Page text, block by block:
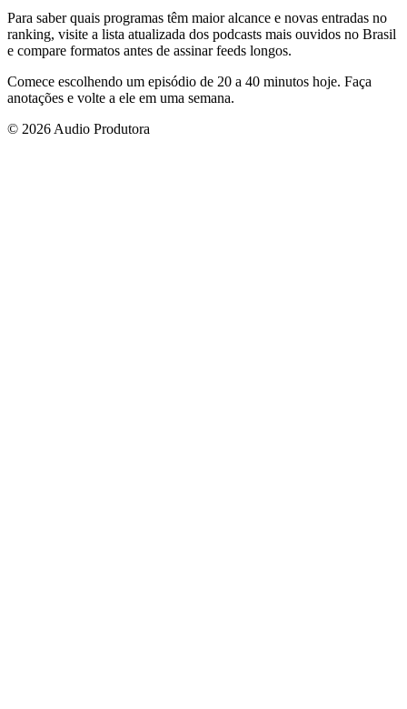
Para saber quais programas têm maior alcance e novas entradas no
ranking, visite a lista atualizada dos podcasts mais ouvidos no Brasil
e compare formatos antes de assinar feeds longos.
Comece escolhendo um episódio de 20 a 40 minutos hoje. Faça
anotações e volte a ele em uma semana.
© 2026 Audio Produtora